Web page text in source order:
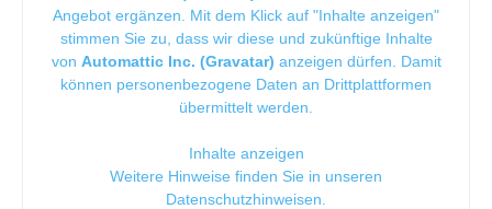
Angebot ergänzen. Mit dem Klick auf "Inhalte anzeigen"
stimmen Sie zu, dass wir diese und zukünftige Inhalte
von Automattic Inc. (Gravatar) anzeigen dürfen. Damit
können personenbezogene Daten an Drittplattformen
übermittelt werden.
Inhalte anzeigen
Weitere Hinweise finden Sie in unseren
Datenschutzhinweisen